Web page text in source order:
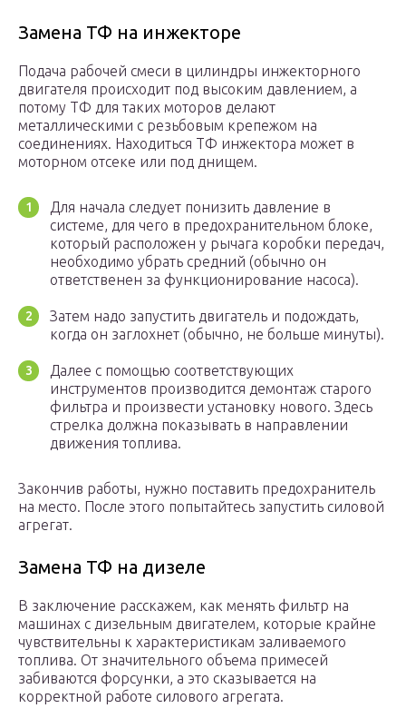
Замена ТФ на инжекторе
Подача рабочей смеси в цилиндры инжекторного
двигателя происходит под высоким давлением, а
потому ТФ для таких моторов делают
металлическими с резьбовым крепежом на
соединениях. Находиться ТФ инжектора может в
моторном отсеке или под днищем.
Для начала следует понизить давление в
системе, для чего в предохранительном блоке,
который расположен у рычага коробки передач,
необходимо убрать средний (обычно он
ответственен за функционирование насоса).
Затем надо запустить двигатель и подождать,
когда он заглохнет (обычно, не больше минуты).
Далее с помощью соответствующих
инструментов производится демонтаж старого
фильтра и произвести установку нового. Здесь
стрелка должна показывать в направлении
движения топлива.
Закончив работы, нужно поставить предохранитель
на место. После этого попытайтесь запустить силовой
агрегат.
Замена ТФ на дизеле
В заключение расскажем, как менять фильтр на
машинах с дизельным двигателем, которые крайне
чувствительны к характеристикам заливаемого
топлива. От значительного объема примесей
забиваются форсунки, а это сказывается на
корректной работе силового агрегата.